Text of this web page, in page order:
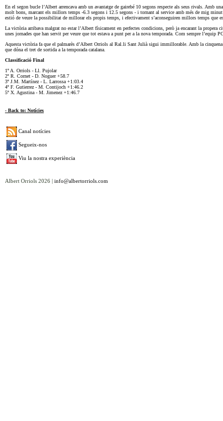
En el segon bucle l’Albert arrencava amb un avantatge de gairebé 10 segons respecte als seus rivals. Amb
molt bons, marcant els millors temps -6.3 segons i 12.5 segons - i tornant al service amb més de mig minut
estió de veure la possibilitat de millorar els propis temps, i efectivament s’aconseguiren millors temps que
La victòria arribava malgrat no estar l’Albert físicament en perfectes condicions, però ja encarant la
unes jornades que han servit per veure que tot estava a punt per a la nova temporada. Com sempre l’equip
Aquesta victòria fa que el palmarès d’Albert Orriols al Ral.li Sant Julià sigui immillorable. Amb la
que dóna el tret de sortida a la temporada catalana.
Classificació Final
1º A. Orriols - Ll. Pujolar
2º R. Cornet - D. Noguer +58.7
3º J.M. Martínez - L. Larrossa +1:03.4
4º F. Gutierrez - M. Contijoch +1:46.2
5º X. Agustina - M. Jimenez +1:46.7
- Back to: Notícies
Albert Orriols 2026 | info@albertorriols.com
Canal notícies
Segueix-nos
Viu la nostra experiència